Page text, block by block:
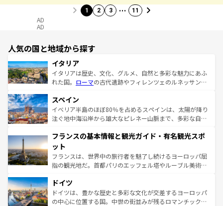
1 2 3 … 11
AD
AD
人気の国と地域から探す
イタリア
イタリアは歴史、文化、グルメ、自然と多彩な魅力にあふ
れた国。 ローマの古代遺跡やフィレンツェのルネッサンス
ろん、トスカーナの美しい田園風景やアマルフィ海岸の絶
景など、自然景観も見逃せない。観光の合間には、本場の
ピザやパスタなど、絶品のイタリア料理を堪能することも
ませてくれるイタリアで、忘れられない旅をしてみよう！
なお、新着のイタリア情報は
しい。
スペイン
イベリア半島のほぼ80％を占めるスペインは、太陽が降り
注ぐ地中海沿岸から雄大なピレネー山脈まで、多彩な自然
文化が根付くこの国では、情熱的なフラメンコ、熱気あふ
れる闘牛、そして美味しいタパスが生活の一部となってい
る。首都マドリードの洗練された雰囲気や、バルセロナの
アートに溢れた街角から、地方では古代ローマ遺跡や中世
せる。地方によって風土や気候が異なるスペインはその個
性で訪れる人を魅了する。 なお、新着のスペイン情報は コ
ンテンツ一覧を参照してほしい。
フランスの基本情報と観光ガイド・有名観光スポ
ット
フランスは、世界中の旅行者を魅了し続けるヨーロッパ屈
指の観光地だ。首都パリのエッフェル塔やルーブル美術館
で、幅広い魅力が詰まっている。華麗な宮殿、歴史的な大
聖堂、美しいビーチ、そして豊かな自然が、訪れる者を心
から魅了する。また、フランスは美食の国としても知ら
ドイツ
ドイツは、豊かな歴史と多彩な文化が交差するヨーロッパ
の中心に位置する国。中世の街並みが残るロマンチック街